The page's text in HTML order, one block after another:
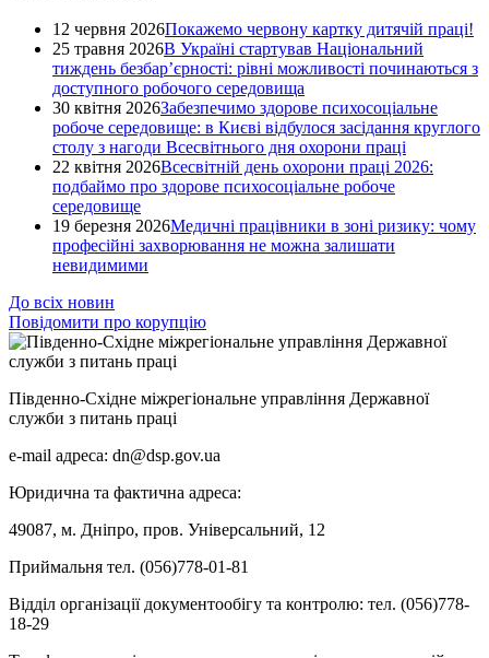
12 червня 2026Покажемо червону картку дитячій праці!
25 травня 2026В Україні стартував Національний
тиждень безбар’єрності: рівні можливості починаються з
доступного робочого середовища
30 квітня 2026Забезпечимо здорове психосоціальне
робоче середовище: в Києві відбулося засідання круглого
столу з нагоди Всесвітнього дня охорони праці
22 квітня 2026Всесвітній день охорони праці 2026:
подбаймо про здорове психосоціальне робоче
середовище
19 березня 2026Медичні працівники в зоні ризику: чому
професійні захворювання не можна залишати
невидимими
До всіх новин
Повідомити про корупцію
Південно-Східне міжрегіональне управління Державної
служби з питань праці
e-mail адреса: dn@dsp.gov.ua
Юридична та фактична адреса:
49087, м. Дніпро, пров. Універсальний, 12
Приймальня тел. (056)778-01-81
Відділ організації документообігу та контролю: тел. (056)778-
18-29